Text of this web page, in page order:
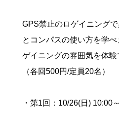
GPS禁止のロゲイニング
とコンパスの使い方を学
ゲイニングの雰囲気を体験
（各回500円/定員20名）
・第1回：10/26(日) 10:00